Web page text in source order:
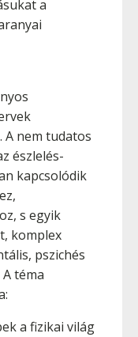
a
nem tudatos
észlelés-
kapcsolódik
s egyik
komplex
pszichés
téma
a fizikai világ